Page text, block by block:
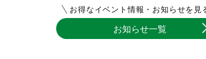
お得なイベント情報・お知らせを見
お知らせ一覧